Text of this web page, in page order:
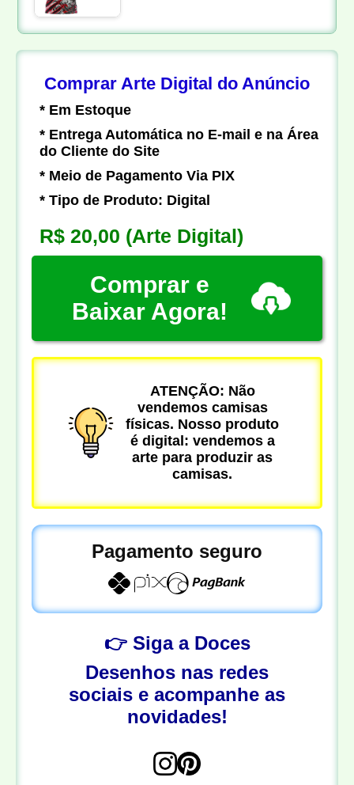
Comprar Arte Digital do Anúncio
* Em Estoque
* Entrega Automática no E-mail e na Área
do Cliente do Site
* Meio de Pagamento Via PIX
* Tipo de Produto: Digital
R$ 20,00 (Arte Digital)
Comprar e
Baixar Agora!
ATENÇÃO: Não
vendemos camisas
físicas. Nosso produto
é digital: vendemos a
arte para produzir as
camisas.
Pagamento seguro
👉 Siga a Doces
Desenhos nas redes
sociais e acompanhe as
novidades!